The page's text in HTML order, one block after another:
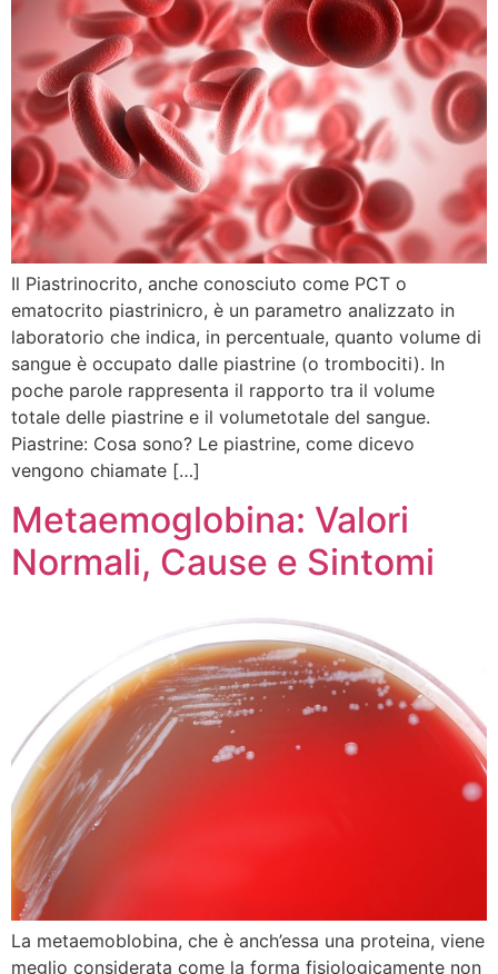
Il Piastrinocrito, anche conosciuto come PCT o
ematocrito piastrinicro, è un parametro analizzato in
laboratorio che indica, in percentuale, quanto volume di
sangue è occupato dalle piastrine (o trombociti). In
poche parole rappresenta il rapporto tra il volume
totale delle piastrine e il volumetotale del sangue.
Piastrine: Cosa sono? Le piastrine, come dicevo
vengono chiamate […]
Metaemoglobina: Valori
Normali, Cause e Sintomi
La metaemoblobina, che è anch’essa una proteina, viene
meglio considerata come la forma fisiologicamente non